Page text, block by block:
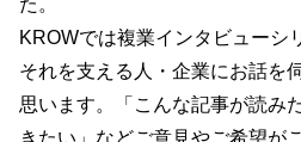
KROWでは複業インタビューシ
それを支える人・企業にお話を
思います。「こんな記事が読み
きたい」などご意見やご希望が